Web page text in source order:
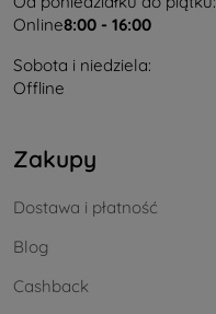
Online8:00 - 16:00
Sobota i niedziela:
Offline
Zakupy
Dostawa i płatność
Blog
Cashback